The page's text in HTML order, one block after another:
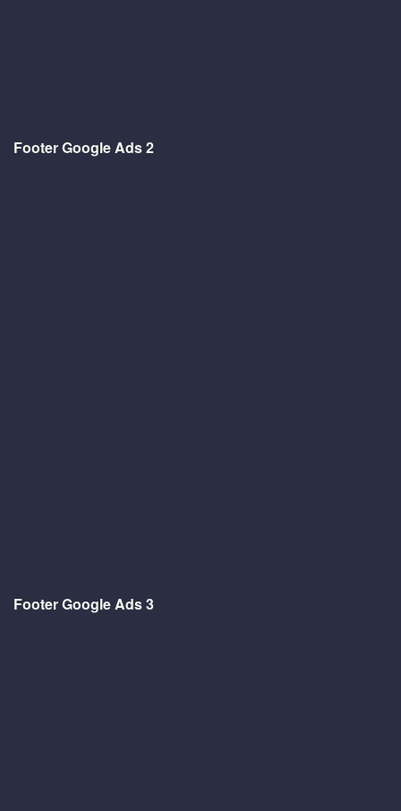
Footer Google Ads 2
Footer Google Ads 3